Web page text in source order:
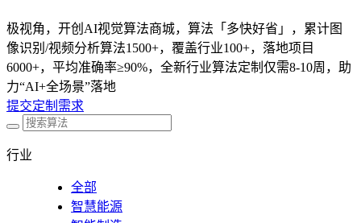
极视角，开创AI视觉算法商城，算法「多快好省」，累计图
像识别/视频分析算法1500+，覆盖行业100+，落地项目
6000+，平均准确率≥90%，全新行业算法定制仅需8-10周，助
力“AI+全场景”落地
提交定制需求
行业
全部
智慧能源